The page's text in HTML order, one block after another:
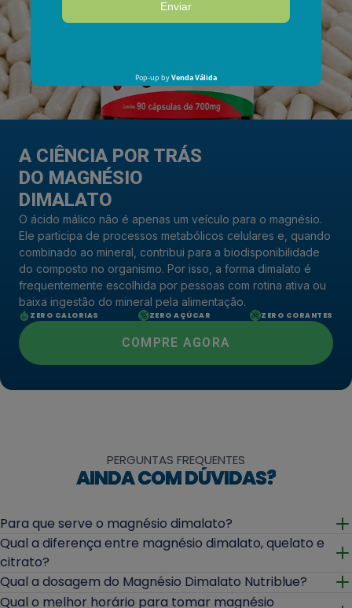
A CIÊNCIA POR TRÁS
DO MAGNÉSIO
DIMALATO
O ácido málico não é apenas um veículo para o magnésio.
Ele participa de processos metabólicos celulares e, quando
combinado ao mineral, contribui para a biodisponibilidade
do composto no organismo. Por isso, a forma dimalato é
frequentemente escolhida por pessoas com rotina ativa ou
baixa ingestão do mineral pela alimentação.
ZERO CALORIAS ZERO AÇÚCAR ZERO CORANTES
COMPRE AGORA
PERGUNTAS FREQUENTES
AINDA COM DÚVIDAS?
Para que serve o magnésio dimalato?
Abrir
Qual a diferença entre magnésio dimalato, quelato e
citrato?
Abrir
Qual a dosagem do Magnésio Dimalato Nutriblue?
Abrir
Qual o melhor horário para tomar magnésio